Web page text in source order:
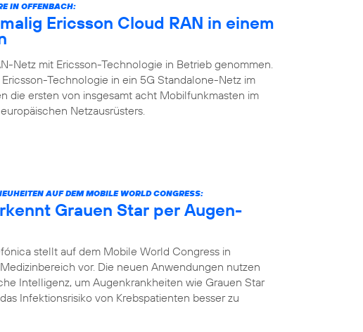
IN OFFENBACH:
Ericsson Cloud RAN in einem
Netz mit Ericsson-Technologie in Betrieb genommen.
Technologie in ein 5G Standalone-Netz im
die ersten von insgesamt acht Mobilfunkmasten im
Netzausrüsters.
AUF DEM MOBILE WORLD CONGRESS:
Grauen Star per Augen-
stellt auf dem Mobile World Congress in
vor. Die neuen Anwendungen nutzen
Intelligenz, um Augenkrankheiten wie Grauen Star
Infektionsrisiko von Krebspatienten besser zu